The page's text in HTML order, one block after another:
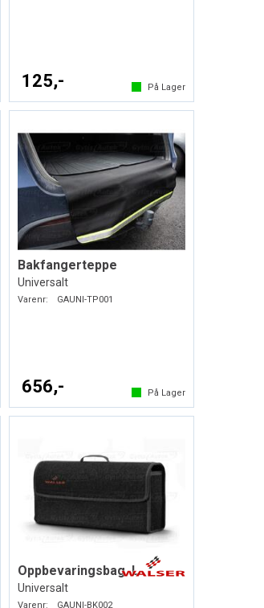
125,- På Lager
Bakfangerteppe
Universalt
Varenr: GAUNI-TP001
656,- På Lager
Oppbevaringsbag. L
Universalt
Varenr: GAUNI-BK002